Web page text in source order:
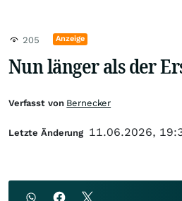
205 Anzeige
Nun länger als der
Verfasst von Bernecker
Letzte Änderung 11.06.2026,